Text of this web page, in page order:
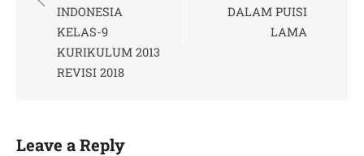
INDONESIA
KELAS-9
KURIKULUM 2013
REVISI 2018
DALAM PUISI
LAMA
Leave a Reply